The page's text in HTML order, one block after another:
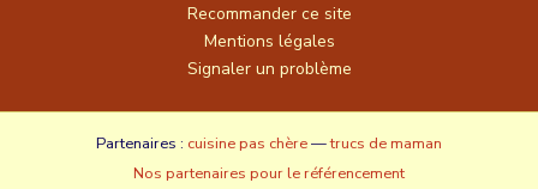
Recommander ce site
Mentions légales
Signaler un problème
Partenaires : cuisine pas chère—trucs de maman
Nos partenaires pour le référencement